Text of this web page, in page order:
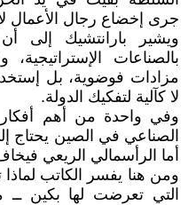
جرى إخضاع رجال الأعمال
ويشير بارانتشيك إلى
بالصناعات
مزادات فوضوية، بل
لا كآلية لتفكيك الدولة.
وفي واحدة من أهم أفكار
الصناعي في الصين يحتاج
أما الرأسمالي الريعي
ومن هنا يفسر الكاتب لماذا
التي تعرضت لها بكين